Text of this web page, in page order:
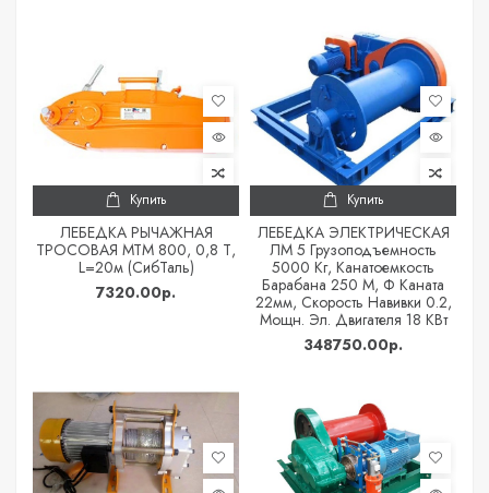
Купить
ЛЕБЕДКА РЫЧАЖНАЯ
ТРОСОВАЯ МТМ 800, 0,8 Т,
L=20м (СибТаль)
7320.00р.
Купить
ЛЕБЕДКА ЭЛЕКТРИЧЕСКАЯ
ЛМ 5 Грузоподъемность
5000 Кг, Канатоемкость
Барабана 250 М, Ф Каната
22мм, Скорость Навивки 0.2,
Мощн. Эл. Двигателя 18 КВт
348750.00р.